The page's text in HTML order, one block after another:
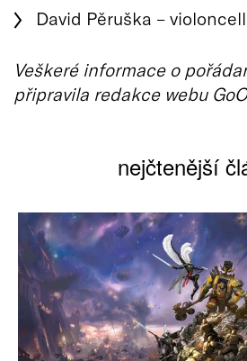
David Pěruška –
Veškeré informace o
připravila redakce webu
nejčtenější